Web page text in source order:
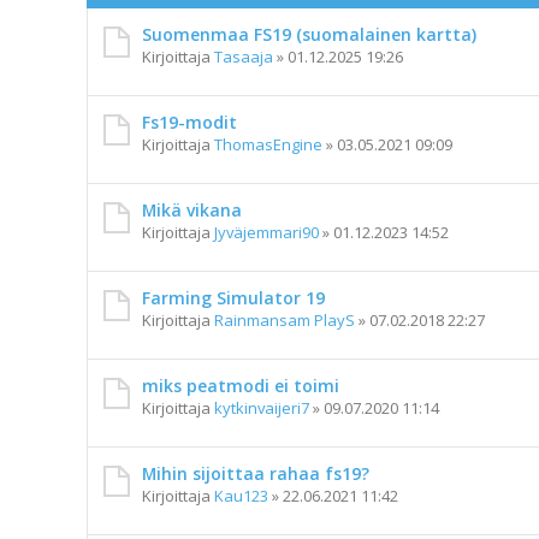
Suomenmaa FS19 (suomalainen kartta)
Kirjoittaja Tasaaja » 01.12.2025 19:26
Fs19-modit
Kirjoittaja ThomasEngine » 03.05.2021 09:09
Mikä vikana
Kirjoittaja Jyväjemmari90» 01.12.2023 14:52
Farming Simulator 19
Kirjoittaja Rainmansam PlayS » 07.02.2018 22:27
miks peatmodi ei toimi
Kirjoittaja kytkinvaijeri7» 09.07.2020 11:14
Mihin sijoittaa rahaa fs19?
Kirjoittaja Kau123 »22.06.2021 11:42